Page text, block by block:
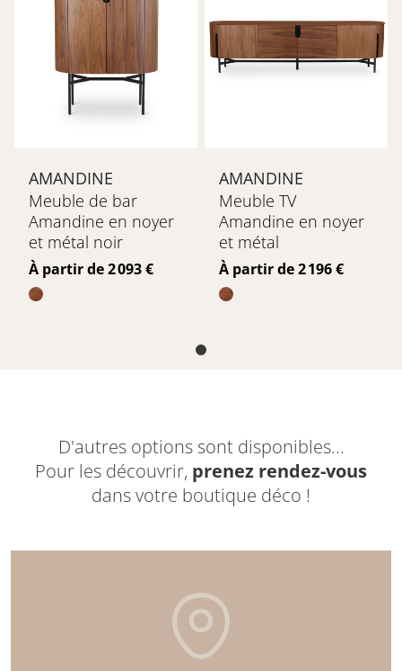
AMANDINE
Meuble de bar
Amandine en noyer
et métal noir
Prix
À partir de 2 093 €
AMANDINE
Meuble TV
Amandine en noyer
et métal
Prix
À partir de 2 196 €
D'autres options sont disponibles...
Pour les découvrir, prenez rendez-vous
dans votre boutique déco !